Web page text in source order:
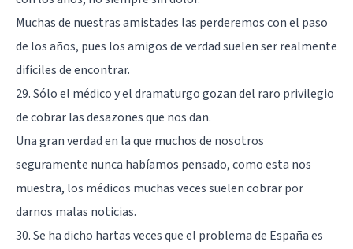
Muchas de nuestras amistades las perderemos con el paso
de los años, pues los amigos de verdad suelen ser realmente
difíciles de encontrar.
29. Sólo el médico y el dramaturgo gozan del raro privilegio
de cobrar las desazones que nos dan.
Una gran verdad en la que muchos de nosotros
seguramente nunca habíamos pensado, como esta nos
muestra, los médicos muchas veces suelen cobrar por
darnos malas noticias.
30. Se ha dicho hartas veces que el problema de España es